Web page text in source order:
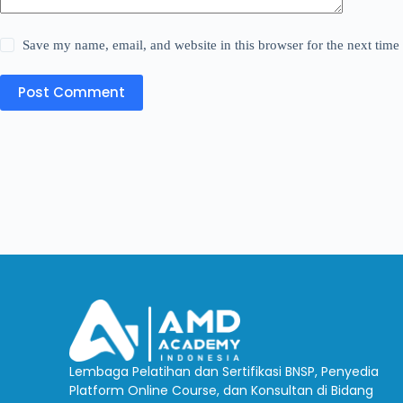
Save my name, email, and website in this browser for the next
Post Comment
Lembaga Pelatihan dan Sertifikasi BNSP, Penyedia
Platform Online Course, dan Konsultan di Bidang